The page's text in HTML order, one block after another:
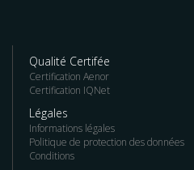
Qualité Certifée
Certification Aenor
Certification IQNet
Légales
Informations légales
Politique de protection des données
Conditions